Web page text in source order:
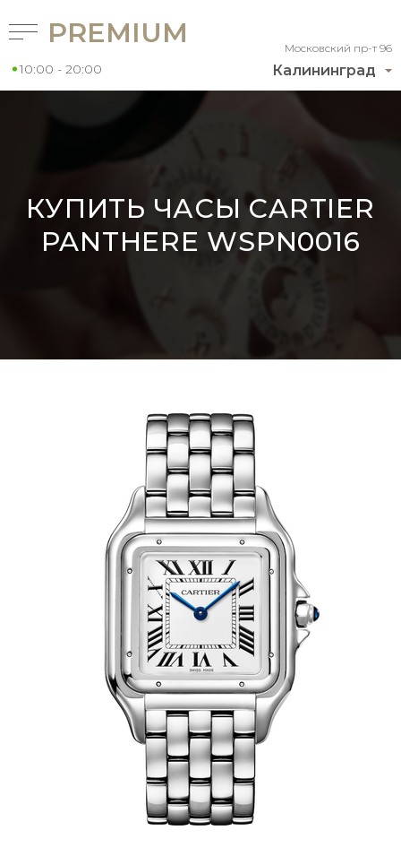
Калининград
Московский пр-т 96
PREMIUM
10:00 - 20:00
КУПИТЬ ЧАСЫ CARTIER
PANTHERE WSPN0016